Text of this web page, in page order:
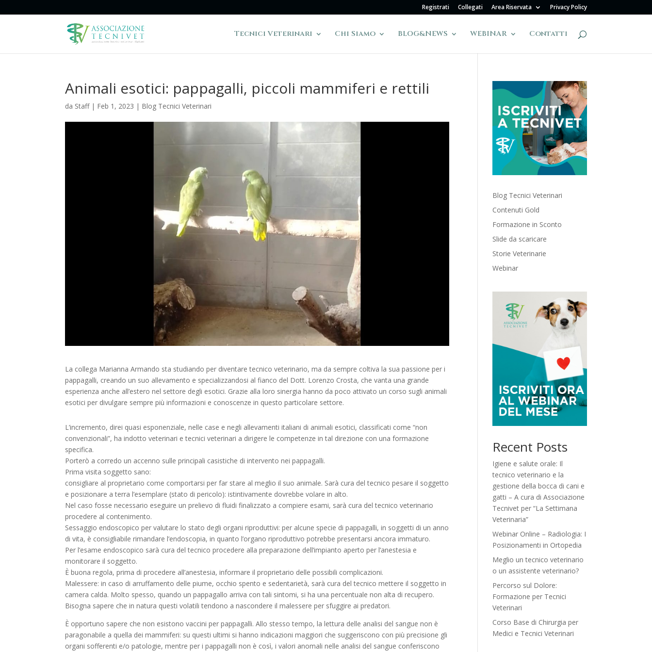
Registrati Collegati Area Riservata Privacy Policy
Tecnici Veterinari Chi Siamo BLOG&NEWS WEBINAR Contatti
Animali esotici: pappagalli, piccoli mammiferi e rettili
da Staff| Feb 1, 2023 | Blog Tecnici Veterinari
La collega Marianna Armando sta studiando per diventare tecnico veterinario, ma da sempre coltiva la sua passione per i
pappagalli, creando un suo allevamento e specializzandosi al fianco del Dott. Lorenzo Crosta, che vanta una grande
esperienza anche all’estero nel settore degli esotici. Grazie alla loro sinergia hanno da poco attivato un corso sugli animali
esotici per divulgare sempre più informazioni e conoscenze in questo particolare settore.
L’incremento, direi quasi esponenziale, nelle case e negli allevamenti italiani di animali esotici, classificati come “non
convenzionali”, ha indotto veterinari e tecnici veterinari a dirigere le competenze in tal direzione con una formazione
specifica.
Porterò a corredo un accenno sulle principali casistiche di intervento nei pappagalli.
Prima visita soggetto sano:
consigliare al proprietario come comportarsi per far stare al meglio il suo animale. Sarà cura del tecnico pesare il soggetto
e posizionare a terra l’esemplare (stato di pericolo): istintivamente dovrebbe volare in alto.
Nel caso fosse necessario eseguire un prelievo di fluidi finalizzato a compiere esami, sarà cura del tecnico veterinario
procedere al contenimento.
Sessaggio endoscopico per valutare lo stato degli organi riproduttivi: per alcune specie di pappagalli, in soggetti di un anno
di vita, è consigliabile rimandare l’endoscopia, in quanto l’organo riproduttivo potrebbe presentarsi ancora immaturo.
Per l’esame endoscopico sarà cura del tecnico procedere alla preparazione dell’impianto aperto per l’anestesia e
monitorare il soggetto.
È buona regola, prima di procedere all’anestesia, informare il proprietario delle possibili complicazioni.
Malessere: in caso di arruffamento delle piume, occhio spento e sedentarietà, sarà cura del tecnico mettere il soggetto in
camera calda. Molto spesso, quando un pappagallo arriva con tali sintomi, si ha una percentuale non alta di recupero.
Bisogna sapere che in natura questi volatili tendono a nascondere il malessere per sfuggire ai predatori.
È opportuno sapere che non esistono vaccini per pappagalli. Allo stesso tempo, la lettura delle analisi del sangue non è
paragonabile a quella dei mammiferi: su questi ultimi si hanno indicazioni maggiori che suggeriscono con più precisione gli
organi sofferenti e/o patologie, mentre per i pappagalli non è così, i valori anomali nelle analisi del sangue conferiscono
Blog Tecnici Veterinari
Contenuti Gold
Formazione in Sconto
Slide da scaricare
Storie Veterinarie
Webinar
Recent Posts
Igiene e salute orale: Il
tecnico veterinario e la
gestione della bocca di cani e
gatti – A cura di Associazione
Tecnivet per “La Settimana
Veterinaria”
Webinar Online – Radiologia: I
Posizionamenti in Ortopedia
Meglio un tecnico veterinario
o un assistente veterinario?
Percorso sul Dolore:
Formazione per Tecnici
Veterinari
Corso Base di Chirurgia per
Medici e Tecnici Veterinari